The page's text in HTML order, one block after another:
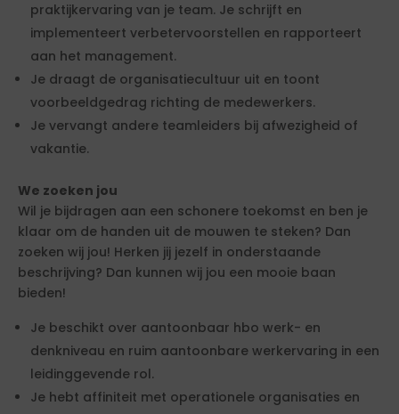
praktijkervaring van je team. Je schrijft en
implementeert verbetervoorstellen en rapporteert
aan het management.
Je draagt de organisatiecultuur uit en toont
voorbeeldgedrag richting de medewerkers.
Je vervangt andere teamleiders bij afwezigheid of
vakantie.
We zoeken jou
Wil je bijdragen aan een schonere toekomst en ben je
klaar om de handen uit de mouwen te steken? Dan
zoeken wij jou! Herken jij jezelf in onderstaande
beschrijving? Dan kunnen wij jou een mooie baan
bieden!
Je beschikt over aantoonbaar hbo werk- en
denkniveau en ruim aantoonbare werkervaring in een
leidinggevende rol.
Je hebt affiniteit met operationele organisaties en